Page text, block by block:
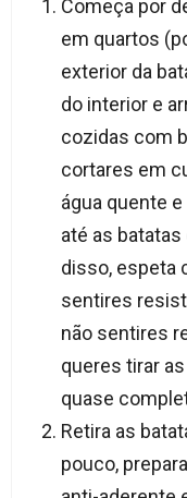
Começa por
em quartos
exterior da
do interior e
cozidas com
cortares em
água quente
até as
disso, espeta
sentires
não sentires
queres tirar
quase
Retira as
pouco,